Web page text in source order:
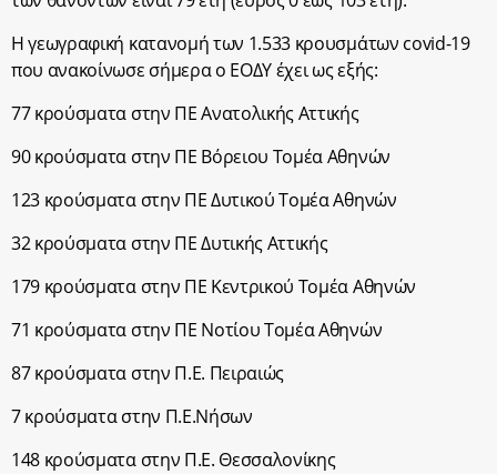
Η γεωγραφική κατανομή των 1.533 κρουσμάτων covid-19
που ανακοίνωσε σήμερα ο ΕΟΔΥ έχει ως εξής:
77 κρούσματα στην ΠΕ Ανατολικής Αττικής
90 κρούσματα στην ΠΕ Βόρειου Τομέα Αθηνών
123 κρούσματα στην ΠΕ Δυτικού Τομέα Αθηνών
32 κρούσματα στην ΠΕ Δυτικής Αττικής
179 κρούσματα στην ΠΕ Κεντρικού Τομέα Αθηνών
71 κρούσματα στην ΠΕ Νοτίου Τομέα Αθηνών
87 κρούσματα στην Π.Ε. Πειραιώς
7 κρούσματα στην Π.Ε.Νήσων
148 κρούσματα στην Π.Ε. Θεσσαλονίκης